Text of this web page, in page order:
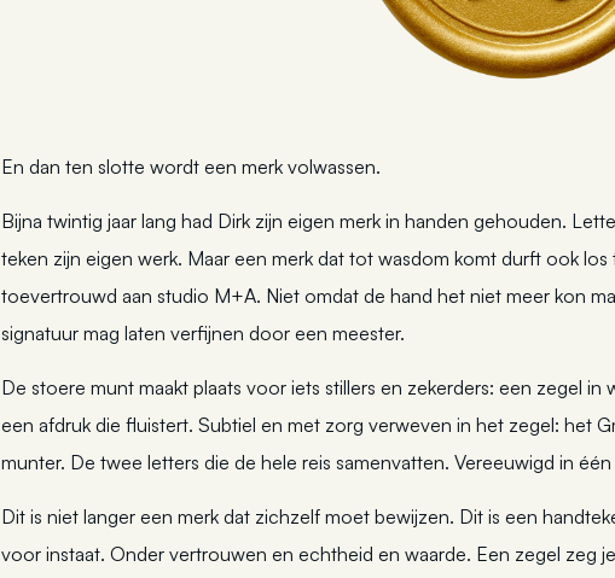
En dan ten slotte wordt een merk volwassen.
Bijna twintig jaar lang had Dirk zijn eigen merk in handen gehouden.
teken zijn eigen werk. Maar een merk dat tot wasdom komt durft ook
toevertrouwd aan studio M+A. Niet omdat de hand het niet meer kon
signatuur mag laten verfijnen door een meester.
De stoere munt maakt plaats voor iets stillers en zekerders: een zegel in
een afdruk die fluistert. Subtiel en met zorg verweven in het zegel: het
munter. De twee letters die de hele reis samenvatten. Vereeuwigd in
Dit is niet langer een merk dat zichzelf moet bewijzen. Dit is een
voor instaat. Onder vertrouwen en echtheid en waarde. Een zegel zeg